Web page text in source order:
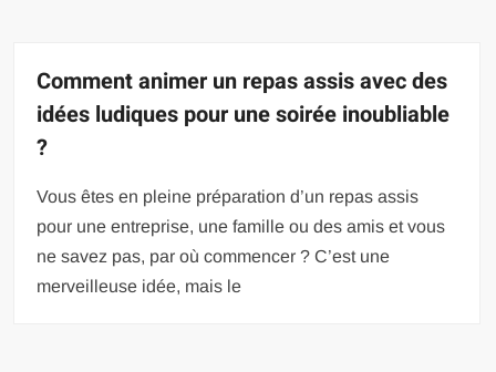
Comment animer un repas assis avec des
idées ludiques pour une soirée inoubliable
?
Vous êtes en pleine préparation d’un repas assis
pour une entreprise, une famille ou des amis et vous
ne savez pas, par où commencer ? C’est une
merveilleuse idée, mais le